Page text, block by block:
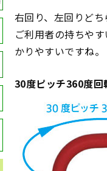
右回り、左回りどち
ご利用者の持ちや
かりやすいですね。
30度ピッチ360度回